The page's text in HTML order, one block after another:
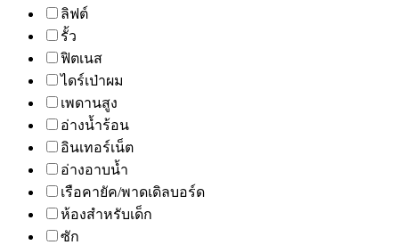
ลิฟต์
รั้ว
ฟิตเนส
ไดร์เป่าผม
เพดานสูง
อ่างน้ำร้อน
อินเทอร์เน็ต
อ่างอาบน้ำ
เรือคายัค/พาดเดิลบอร์ด
ห้องสำหรับเด็ก
ซัก